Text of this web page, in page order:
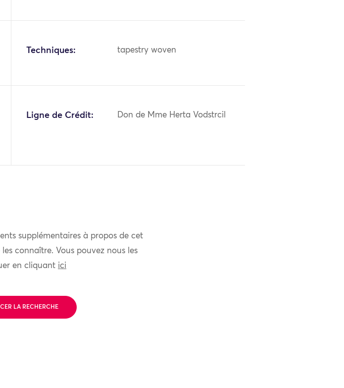
Techniques: tapestry woven
Ligne de Crédit: Don de Mme Herta Vodstrcil
supplémentaires à propos de cet
connaître. Vous pouvez nous les
en cliquant ici
LA RECHERCHE